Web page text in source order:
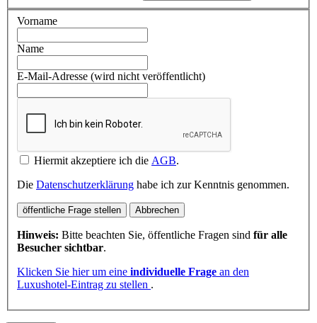
Vorname
Name
E-Mail-Adresse (wird nicht veröffentlicht)
Hiermit akzeptiere ich die AGB.
Die Datenschutzerklärung habe ich zur Kenntnis genommen.
öffentliche Frage stellen Abbrechen
Hinweis: Bitte beachten Sie, öffentliche Fragen sind für alle
Besucher sichtbar.
Klicken Sie hier um eine individuelle Frage an den
Luxushotel-Eintrag zu stellen .